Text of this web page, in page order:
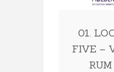
01.
FIVE –